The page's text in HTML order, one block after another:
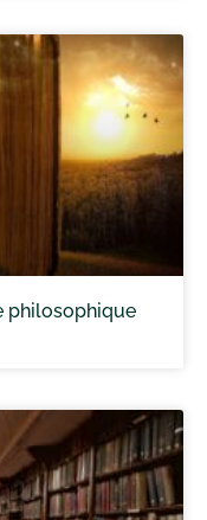
philosophique